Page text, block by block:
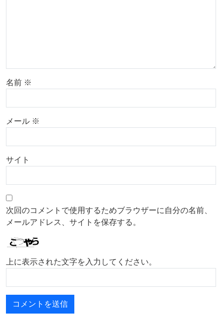
名前 ※
メール ※
サイト
次回のコメントで使用するためブラウザーに自分の名前、
メールアドレス、サイトを保存する。
上に表示された文字を入力してください。